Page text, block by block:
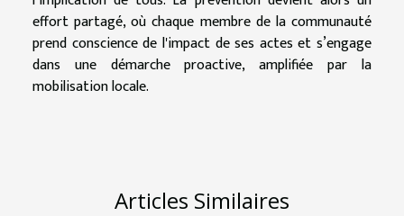
effort partagé, où chaque membre de la communauté
prend conscience de l'impact de ses actes et s’engage
dans une démarche proactive, amplifiée par la
mobilisation locale.
Articles Similaires